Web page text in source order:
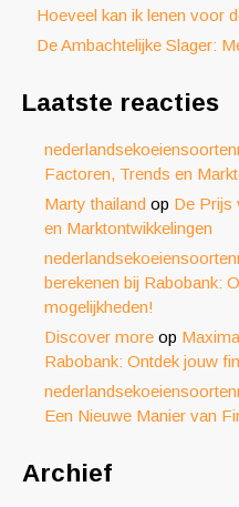
Hoeveel kan ik lenen voor
De Ambachtelijke Slager:
Laatste reacties
Factoren, Trends en
Marty thailand op De Prijs
en Marktontwikkelingen
berekenen bij Rabobank:
mogelijkheden!
Discover more op
Rabobank: Ontdek jouw
Een Nieuwe Manier van
Archief